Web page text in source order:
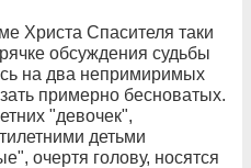
Христа Спасителя таки
обсуждения судьбы
на два непримиримых
примерно бесноватых.
"девочек",
детьми
очертя голову, носятся